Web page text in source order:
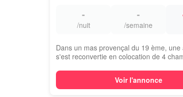
-
/nuit
-
/semaine
Dans un mas provençal du 19 ème, une
s'est reconvertie en colocation de 4
Voir l'annonce